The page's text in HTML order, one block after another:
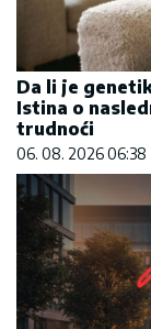
Da li je
Istina o
trudnoći
06. 08. 2026 06:38